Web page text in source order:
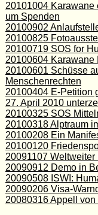
20101004 Karawane
um Spenden
20100902
20100825
20100719 SOS for
20100604 Karawane
20100601 Schüsse
Menschenrechten
20100404 E-Petition
27. April 2010
20100325 SOS
20100318 Alptraum
20100208 Ein
20100120
20091107
20090912 Demo in
20090508 ISWI:
20090206 Visa-
20080316 Appell von